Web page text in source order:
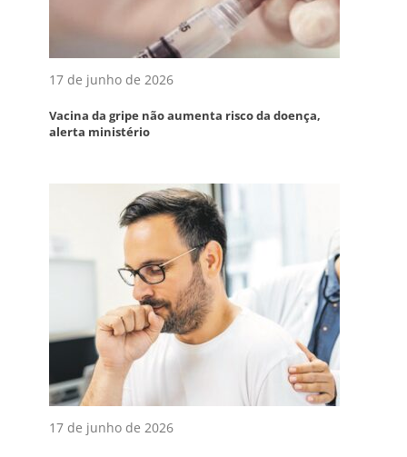
17 de junho de 2026
Vacina da gripe não aumenta risco da doença,
alerta ministério
17 de junho de 2026